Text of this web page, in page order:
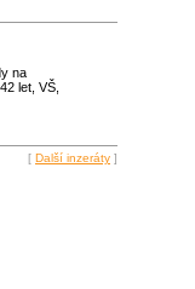
na
let, VŠ,
[ Další inzeráty ]